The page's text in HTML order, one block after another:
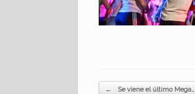
Navegador de artículos
← Se viene el último Mega…